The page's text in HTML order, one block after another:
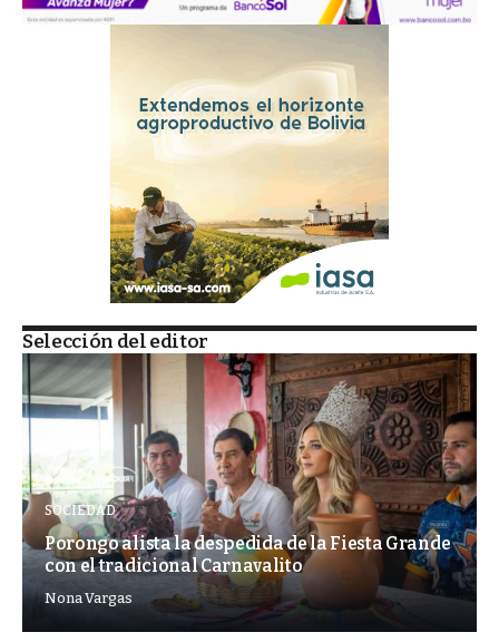
Selección del editor
SOCIEDAD
Porongo alista la despedida de la Fiesta Grande
con el tradicional Carnavalito
Nona Vargas